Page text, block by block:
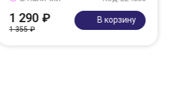
1 290 ₽
1 355 ₽
В корзину